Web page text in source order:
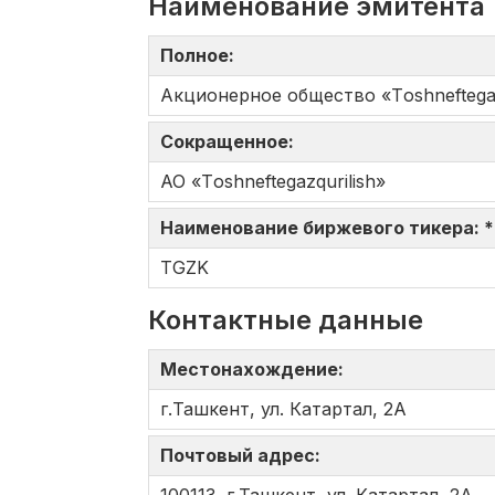
Полное:
Акционерное общество
Сокращенное:
АО «Tоshneftеgazqurilish»
Наименование биржевого тикера: *
TGZK
Контактные данные
Местонахождение:
г.Ташкент, ул. Катартал, 2А
Почтовый адрес: